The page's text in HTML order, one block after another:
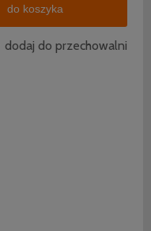
do koszyka
dodaj do przechowalni